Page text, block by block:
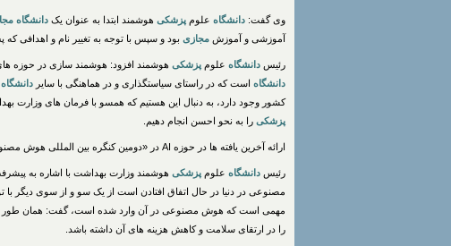
وی گفت: دانشگاه علوم پزشکی هوشمند ابتدا به عنوان یک دانشگاه
آموزشی و آموزش مجازی بود و سپس با توجه به تغییر نام و اهدافی
رئیس دانشگاه علوم پزشکی هوشمند افزود: هوشمند سازی در حوزه
دانشگاه است که در راستای سیاستگذاری و در هماهنگی با سایر دانشگاه
کشور وجود دارد، به دنبال این هستیم که همسو با فرمان های وزارت
پزشکی را به نحو احسن انجام دهیم.
ارائه آخرین یافته ها در حوزه AI در «دومین کنگره بین المللی هوش مصنوعی در علوم
رئیس دانشگاه علوم پزشکی هوشمند وزارت بهداشت با اشاره به
مصنوعی در دنیا در حال اتفاق افتادن است از یک سو و از سوی دیگر با
مهمی است که هوش مصنوعی در آن وارد شده است، گفت: همان طور
را در ارتقای سلامت و کاهش هزینه های آن داشته باشد.